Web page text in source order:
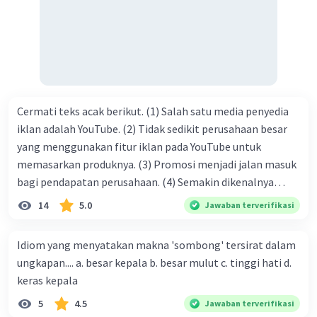
Cermati teks acak berikut. (1) Salah satu media penyedia
iklan adalah YouTube. (2) Tidak sedikit perusahaan besar
yang menggunakan fitur iklan pada YouTube untuk
memasarkan produknya. (3) Promosi menjadi jalan masuk
bagi pendapatan perusahaan. (4) Semakin dikenalnya
suatu produk oleh konsumen, semakin besar pula peluang
perusahaan kepada konsumen. Urutan yang tepat agar
menjadi teks eksposisi yang padu adalah .... A. (1)-(2)-(3)-
(4)-(5) B. (2)-(1)-(3)-(4)-(5) C. (3)-(1)-(2)-(5)-(4) D. (3)-(5)-
(4)-(1)-(2) E. (5)-(1)-(3)-(4)-(2)
14 5.0 Jawaban terverifikasi
Idiom yang menyatakan makna 'sombong' tersirat dalam
ungkapan.... a. besar kepala b. besar mulut c. tinggi hati d.
keras kepala
5 4.5 Jawaban terverifikasi